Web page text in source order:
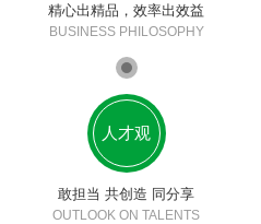
精心出精品，效率出效益
BUSINESS PHILOSOPHY
人才观
敢担当 共创造 同分享
OUTLOOK ON TALENTS